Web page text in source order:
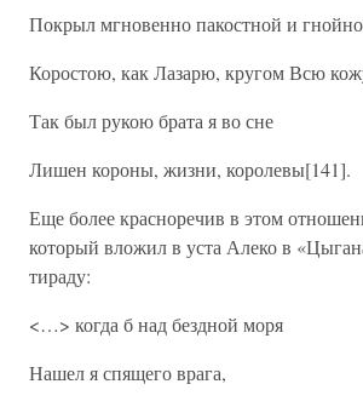
Покрыл мгновенно пакостной и
Коростою, как Лазарю, кругом Всю
Так был рукою брата я во сне
Лишен короны, жизни, королевы[141].
Еще более красноречив в этом
который вложил в уста Алеко в
тираду:
<…> когда б над бездной моря
Нашел я спящего врага,